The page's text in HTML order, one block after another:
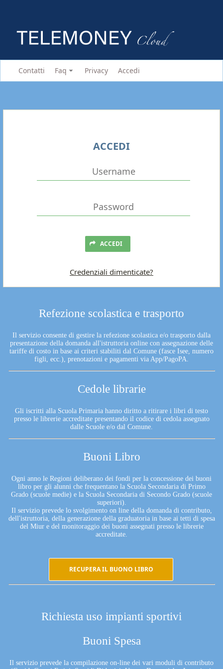
Contatti Faq Privacy Accedi
Refezione scolastica e trasporto
Il servizio consente di gestire la refezione scolastica e/o trasporto dalla
presentazione della domanda all'istruttoria online con assegnazione delle
tariffe di costo in base ai criteri stabiliti dal Comune (fasce Isee, numero
figli, ecc.), prenotazioni e pagamenti via App/PagoPA.
Cedole librarie
Gli iscritti alla Scuola Primaria hanno diritto a ritirare i libri di testo
presso le librerie accreditate presentando il codice di cedola assegnato
dalle Scuole e/o dal Comune.
Buoni Libro
Ogni anno le Regioni deliberano dei fondi per la concessione dei buoni
libro per gli alunni che frequentano la Scuola Secondaria di Primo
Grado (scuole medie) e la Scuola Secondaria di Secondo Grado (scuole
superiori).
Il servizio prevede lo svolgimento on line della domanda di contributo,
dell'istruttoria, della generazione della graduatoria in base ai tetti di spesa
del Miur e del monitoraggio dei buoni assegnati presso le librerie
accreditate.
RECUPERA IL BUONO LIBRO
Richiesta uso impianti sportivi
Buoni Spesa
Il servizio prevede la compilazione on-line dei vari moduli di contributo
ACCEDI
ACCEDI
Credenziali dimenticate?